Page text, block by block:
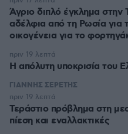
Άγριο διπλό έγκλημα
αδέλφια από τη Ρωσία για
οικογένεια για το
Η απόλυτη υποκρισία του
πριν 19 λεπτά
ΓΙΑΝΝΗΣ ΣΕΡΕΤΗΣ
Τεράστιο πρόβλημα στη
πίεση και εναλλακτικές
πριν 19 λεπτά